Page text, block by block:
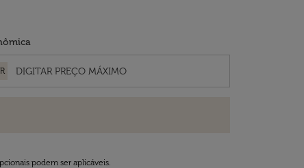
podem ser aplicáveis.